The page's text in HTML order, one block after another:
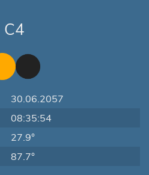
C4
30.06.2057
08:35:54
27.9°
87.7°